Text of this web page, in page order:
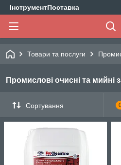
ІнструментПоставка
Товари та послуги
Промислові очисні та мийні
Сортування